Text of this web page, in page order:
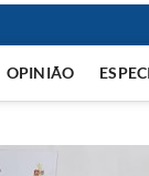
OPINIÃO